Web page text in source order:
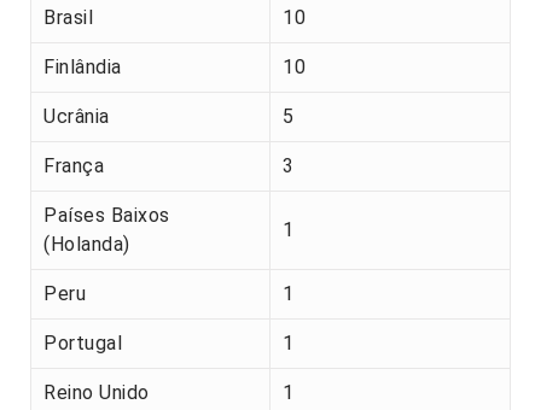
Brasil 10
Finlândia 10
Ucrânia 5
França 3
Países Baixos
(Holanda)
1
Peru 1
Portugal 1
Reino Unido 1